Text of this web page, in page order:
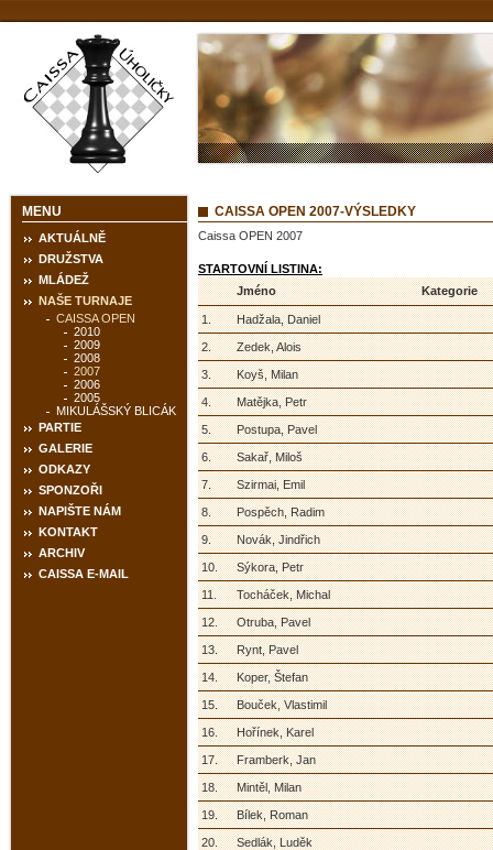
MENU
AKTUÁLNĚ
DRUŽSTVA
MLÁDEŽ
NAŠE TURNAJE
CAISSA OPEN
2010
2009
2008
2007
2006
2005
MIKULÁŠSKÝ BLICÁK
PARTIE
GALERIE
ODKAZY
SPONZOŘI
NAPIŠTE NÁM
KONTAKT
ARCHIV
CAISSA E-MAIL
CAISSA OPEN 2007-VÝSLEDKY
Caissa OPEN 2007
STARTOVNÍ LISTINA:
Jméno
Kategorie
1. Hadžala, Daniel
2. Zedek, Alois
3. Koyš, Milan
4. Matějka, Petr
5. Postupa, Pavel
6. Sakař, Miloš
7. Szirmai, Emil
8. Pospěch, Radim
9. Novák, Jindřich
10. Sýkora, Petr
11. Tocháček, Michal
12. Otruba, Pavel
13. Rynt, Pavel
14. Koper, Štefan
15. Bouček, Vlastimil
16. Hořínek, Karel
17. Framberk, Jan
18. Mintěl, Milan
19. Bílek, Roman
20. Sedlák, Luděk